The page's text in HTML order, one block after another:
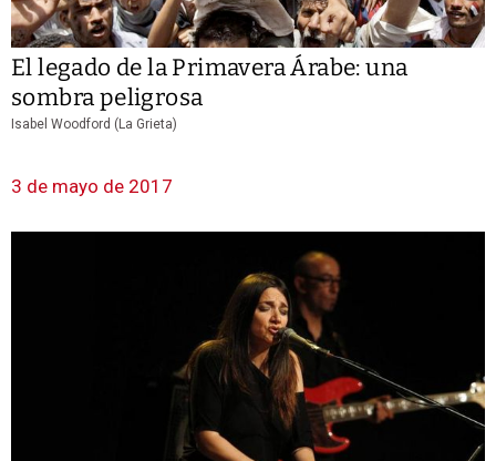
El legado de la Primavera Árabe: una
sombra peligrosa
Isabel Woodford (La Grieta)
3 de mayo de 2017